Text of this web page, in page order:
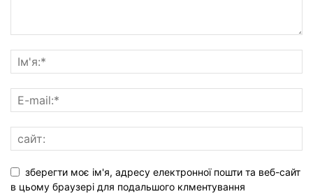
зберегти моє ім'я, адресу електронної пошти та веб-сайт
в цьому браузері для подальшого клментування